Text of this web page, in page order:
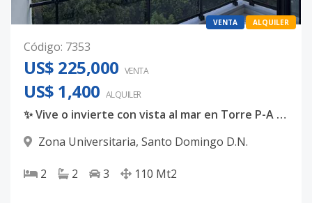
VENTA ALQUILER
Código: 7353
US$ 225,000 VENTA
US$ 1,400 ALQUILER
✨ Vive o invierte con vista al mar en Torre P-A 7 ✨
Zona Universitaria, Santo Domingo D.N.
2 2 3 110 Mt2